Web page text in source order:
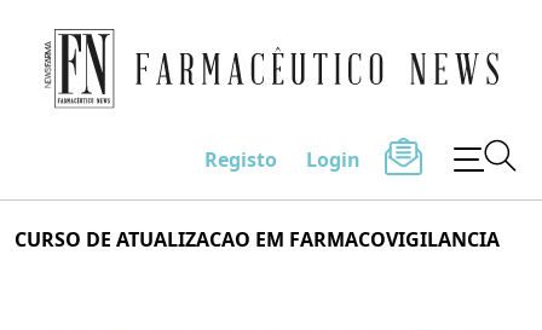
to
Farmacêutico News
Registo Login
CURSO DE ATUALIZACAO EM FARMACOVIGILANCIA